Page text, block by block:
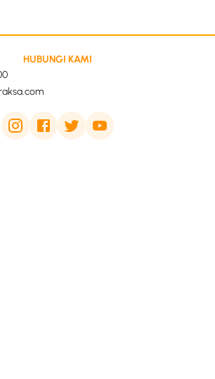
HUBUNGI KAMI